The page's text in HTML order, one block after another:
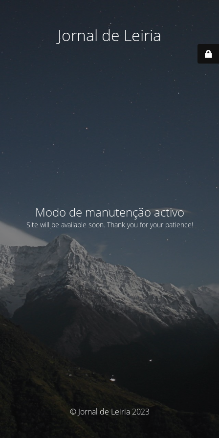
Jornal de Leiria
Modo de manutenção activo
Site will be available soon. Thank you for your patience!
© Jornal de Leiria 2023